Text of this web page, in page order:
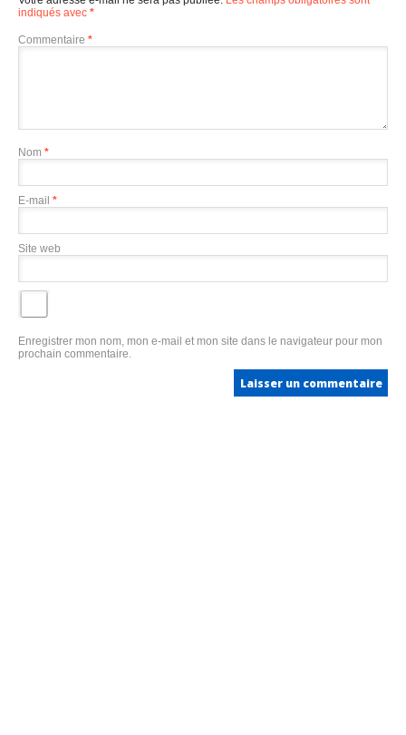
indiqués avec *
Commentaire *
Nom *
E-mail *
Site web
Enregistrer mon nom, mon e-mail et mon site dans le navigateur pour mon
prochain commentaire.